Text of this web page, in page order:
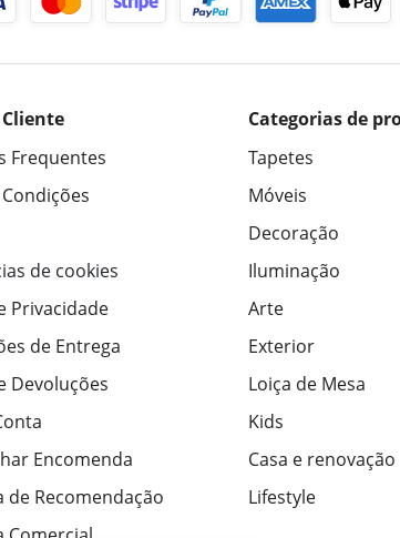
Frequentes
de cookies
Privacidade
de Entrega
Devoluções
Encomenda
de Recomendação
Categorias de
Tapetes
Móveis
Decoração
Iluminação
Arte
Exterior
Loiça de Mesa
Kids
Casa e renovação
Lifestyle